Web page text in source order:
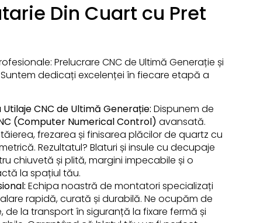
cm
Din Cuart cu Pret
Prelucrare CNC de Ultimă Generație și
dedicați excelenței în fiecare etapă a
CNC de Ultimă Generație: Dispunem de
(Computer Numerical Control) avansată.
frezarea și finisarea plăcilor de quartz cu
Rezultatul? Blaturi și insule cu decupaje
chiuvetă și plită, margini impecabile și o
la spațiul tău.
Echipa noastră de montatori specializați
rapidă, curată și durabilă. Ne ocupăm de
de la transport în siguranță la fixare fermă și